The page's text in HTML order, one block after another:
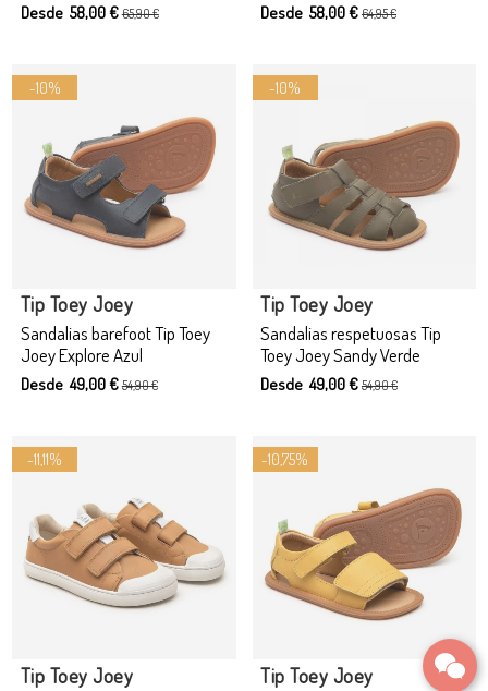
Desde 58,00 €65,90 € Desde 58,00 € 64,95 €
-10%
Sandalias barefoot Tip Toey
Joey Explore Azul
Tip Toey Joey
Desde 49,00 €54,90 €
-10%
Sandalias respetuosas Tip
Toey Joey Sandy Verde
Tip Toey Joey
Desde 49,00 € 54,90 €
-11,11%
Tip Toey Joey
-10,75%
Tip Toey Joey